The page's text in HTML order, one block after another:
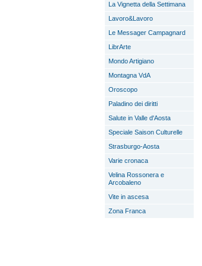
La Vignetta della Settimana
Lavoro&Lavoro
Le Messager Campagnard
LibrArte
Mondo Artigiano
Montagna VdA
Oroscopo
Paladino dei diritti
Salute in Valle d'Aosta
Speciale Saison Culturelle
Strasburgo-Aosta
Varie cronaca
Velina Rossonera e
Arcobaleno
Vite in ascesa
Zona Franca